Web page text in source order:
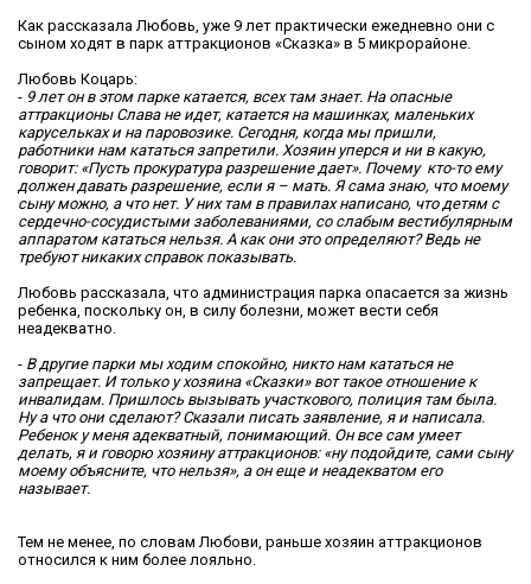
Как рассказала Любовь, уже 9 лет практически ежедневно они с
сыном ходят в парк аттракционов «Сказка» в 5 микрорайоне.
Любовь Коцарь:
- 9 лет он в этом парке катается, всех там знает. На опасные
аттракционы Слава не идет, катается на машинках, маленьких
карусельках и на паровозике. Сегодня, когда мы пришли,
работники нам кататься запретили. Хозяин уперся и ни в какую,
говорит: «Пусть прокуратура разрешение дает». Почему кто-то ему
должен давать разрешение, если я – мать. Я сама знаю, что моему
сыну можно, а что нет. У них там в правилах написано, что детям с
сердечно-сосудистыми заболеваниями, со слабым вестибулярным
аппаратом кататься нельзя. А как они это определяют? Ведь не
требуют никаких справок показывать.
Любовь рассказала, что администрация парка опасается за жизнь
ребенка, поскольку он, в силу болезни, может вести себя
неадекватно.
- В другие парки мы ходим спокойно, никто нам кататься не
запрещает. И только у хозяина «Сказки» вот такое отношение к
инвалидам. Пришлось вызывать участкового, полиция там была.
Ну а что они сделают? Сказали писать заявление, я и написала.
Ребенок у меня адекватный, понимающий. Он все сам умеет
делать, я и говорю хозяину аттракционов: «ну подойдите, сами сыну
моему объясните, что нельзя», а он еще и неадекватом его
называет.
Тем не менее, по словам Любови, раньше хозяин аттракционов
относился к ним более лояльно.